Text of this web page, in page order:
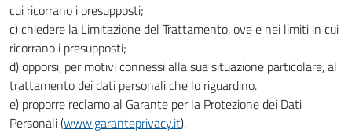
cui ricorrano i presupposti;
c) chiedere la Limitazione del Trattamento, ove e nei limiti in cui
ricorrano i presupposti;
d) opporsi, per motivi connessi alla sua situazione particolare, al
trattamento dei dati personali che lo riguardino.
e) proporre reclamo al Garante per la Protezione dei Dati
Personali (www.garanteprivacy.it).